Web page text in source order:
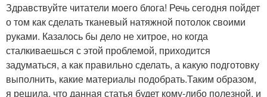
Здравствуйте читатели моего блога! Речь сегодня пойдет
о том как сделать тканевый натяжной потолок своими
руками. Казалось бы дело не хитрое, но когда
сталкиваешься с этой проблемой, приходится
задуматься, а как правильно сделать, а какую подготовку
выполнить, какие материалы подобрать.Таким образом,
я решила, что данная статья будет кому-либо полезной, и